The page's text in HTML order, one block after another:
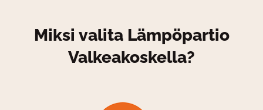
Miksi valita Lämpöpartio
Valkeakoskella?